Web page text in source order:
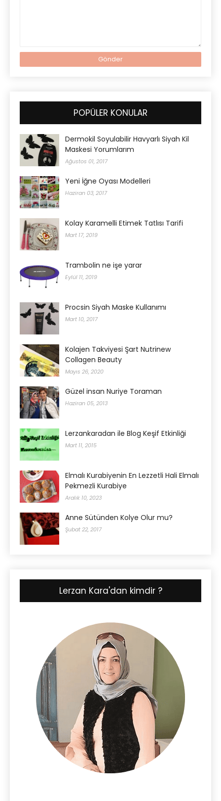
POPÜLER KONULAR
Dermokil Soyulabilir Havyarlı Siyah Kil
Maskesi Yorumlarım
Ağustos 01, 2017
Yeni İğne Oyası Modelleri
Haziran 03, 2017
Kolay Karamelli Etimek Tatlısı Tarifi
Mart 17, 2019
Trambolin ne işe yarar
Eylül 11, 2019
Procsin Siyah Maske Kullanımı
Mart 10, 2017
Kolajen Takviyesi Şart Nutrinew
Collagen Beauty
Mayıs 26, 2020
Güzel insan Nuriye Toraman
Haziran 05, 2013
Lerzankaradan ile Blog Keşif Etkinliği
Mart 11, 2015
Elmalı Kurabiyenin En Lezzetli Hali Elmalı
Pekmezli Kurabiye
Aralık 10, 2023
Anne Sütünden Kolye Olur mu?
Şubat 22, 2017
Lerzan Kara'dan kimdir ?